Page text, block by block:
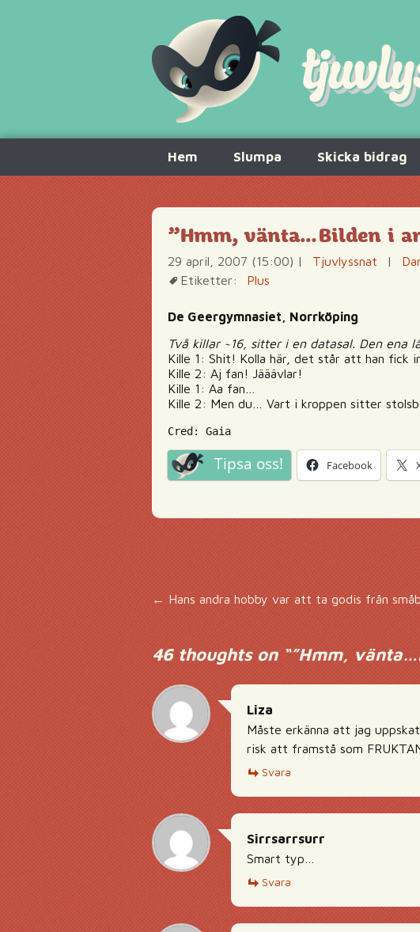
innehåll
Hem Slumpa Skicka bidrag
”Hmm, vänta…Bilden i
29 april, 2007 (15:00) | Tjuvlyssnat |
Etiketter:
Plus
De Geergymnasiet, Norrköping
Två killar ~16, sitter i en datasal. Den ena
Kille 1: Shit! Kolla här, det står att han fick
Kille 2: Aj fan! Jääävlar!
Kille 1: Aa fan…
Kille 2: Men du… Vart i kroppen sitter
Cred: Gaia
Tipsa oss! Facebook
Inläggsnavigering
←Hans andra hobby var att ta godis från
46 thoughts on “”Hmm,
Liza
Måste erkänna att jag
risk att framstå som
Svara
Sirrsarrsurr
Smart typ…
Svara